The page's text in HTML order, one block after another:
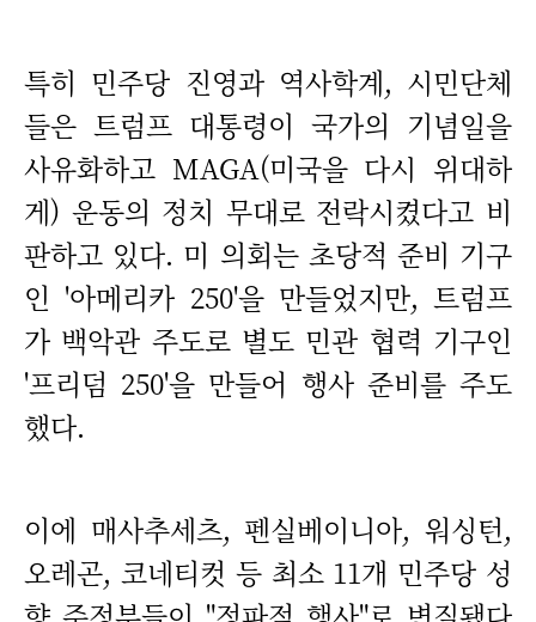
특히 민주당 진영과 역사학계, 시민단체
들은 트럼프 대통령이 국가의 기념일을
사유화하고 MAGA(미국을 다시 위대하
게) 운동의 정치 무대로 전락시켰다고 비
판하고 있다. 미 의회는 초당적 준비 기구
인 '아메리카 250'을 만들었지만, 트럼프
가 백악관 주도로 별도 민관 협력 기구인
'프리덤 250'을 만들어 행사 준비를 주도
했다.
이에 매사추세츠, 펜실베이니아, 워싱턴,
오레곤, 코네티컷 등 최소 11개 민주당 성